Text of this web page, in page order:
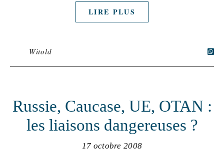
LIRE PLUS
Witold
Russie, Caucase, UE, OTAN :
les liaisons dangereuses ?
17 octobre 2008